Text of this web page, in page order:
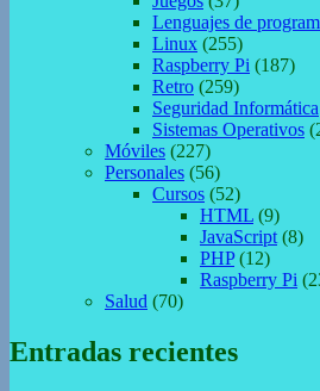
Lenguajes de
Linux (255)
Raspberry Pi (187)
Retro (259)
Seguridad Informática
Sistemas Operativos
Móviles (227)
Personales (56)
Cursos (52)
HTML (9)
JavaScript (8)
PHP(12)
Raspberry Pi
Salud (70)
Entradas recientes